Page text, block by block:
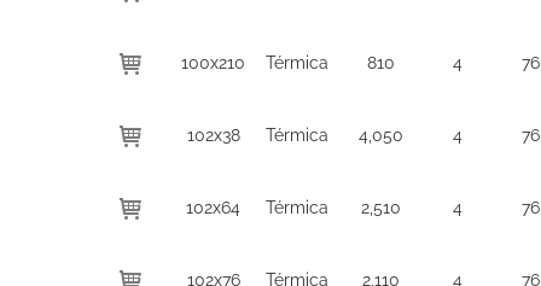
100x210 Térmica 810 4 76
102x38 Térmica 4,050 4 76
102x64 Térmica 2,510 4 76
102x76 Térmica 2,110 4 76